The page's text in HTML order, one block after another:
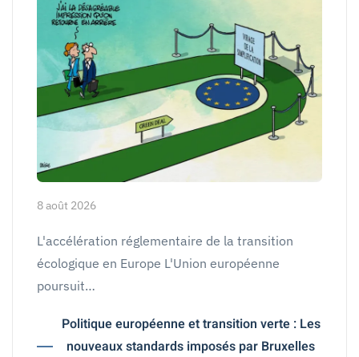
8 août 2026
L'accélération réglementaire de la transition
écologique en Europe L'Union européenne
poursuit…
Politique européenne et transition verte : Les
nouveaux standards imposés par Bruxelles